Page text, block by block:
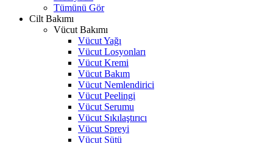
Tümünü Gör
Cilt Bakımı
Vücut Bakımı
Vücut Yağı
Vücut Losyonları
Vücut Kremi
Vücut Bakım
Vücut Nemlendirici
Vücut Peelingi
Vücut Serumu
Vücut Sıkılaştırıcı
Vücut Spreyi
Vücut Sütü